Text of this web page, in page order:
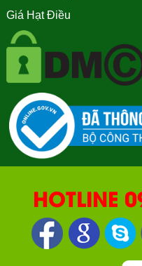
Giá Hạt Điều
HOTLINE